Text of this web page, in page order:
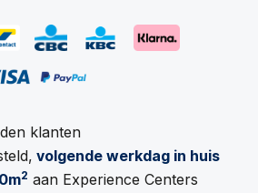
klanten
volgende werkdag in huis
2 aan Experience Centers